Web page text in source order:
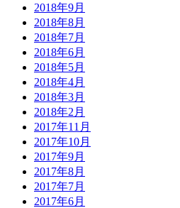
2018年9月
2018年8月
2018年7月
2018年6月
2018年5月
2018年4月
2018年3月
2018年2月
2017年11月
2017年10月
2017年9月
2017年8月
2017年7月
2017年6月